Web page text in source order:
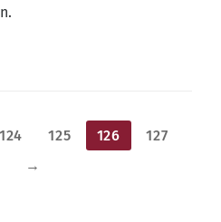
124 125 126
127
→